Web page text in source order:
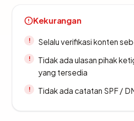
Kekurangan
Selalu verifikasi konten
Tidak ada ulasan pihak
yang tersedia
Tidak ada catatan SPF /